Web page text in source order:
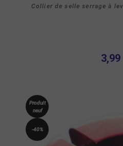
Collier de selle serrage à
3,99
Produit
neuf
-40%